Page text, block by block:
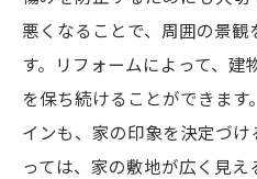
悪くなることで、周囲の景
す。リフォームによって、建
を保ち続けることができま
インも、家の印象を決定づ
っては、家の敷地が広く見